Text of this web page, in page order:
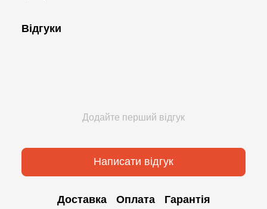
Відгуки
Додайте перший відгук
Написати відгук
Доставка Оплата Гарантія